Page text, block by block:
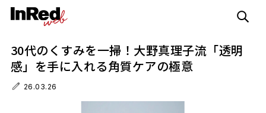
30代のくすみを一掃！大野真理子流「透明
感」を手に入れる角質ケアの極意
26.03.26